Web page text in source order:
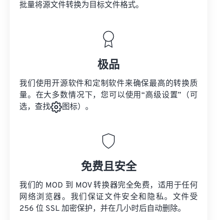
批量将源文件转换为目标文件格式。
极品
我们使用开源软件和定制软件来确保最高的转换质
量。在大多数情况下，您可以使用“高级设置”（可
选，查找
图标）。
免费且安全
我们的 MOD 到 MOV 转换器完全免费，适用于任何
网络浏览器。我们保证文件安全和隐私。文件受
256 位 SSL 加密保护，并在几小时后自动删除。